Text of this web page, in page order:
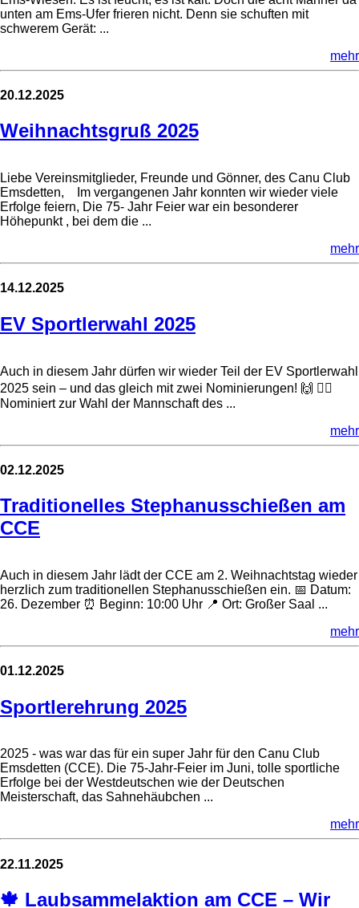
unten am Ems-Ufer frieren nicht. Denn sie schuften mit
schwerem Gerät: ...
mehr
20.12.2025
Weihnachtsgruß 2025
Liebe Vereinsmitglieder, Freunde und Gönner, des Canu Club
Emsdetten, Im vergangenen Jahr konnten wir wieder viele
Erfolge feiern, Die 75- Jahr Feier war ein besonderer
Höhepunkt , bei dem die ...
mehr
14.12.2025
EV Sportlerwahl 2025
Auch in diesem Jahr dürfen wir wieder Teil der EV Sportlerwahl
2025 sein – und das gleich mit zwei Nominierungen! 🙌 🚣‍♂️
Nominiert zur Wahl der Mannschaft des ...
mehr
02.12.2025
Traditionelles Stephanusschießen am
CCE
Auch in diesem Jahr lädt der CCE am 2. Weihnachtstag wieder
herzlich zum traditionellen Stephanusschießen ein. 📅 Datum:
26. Dezember ⏰ Beginn: 10:00 Uhr 📍 Ort: Großer Saal ...
mehr
01.12.2025
Sportlerehrung 2025
2025 - was war das für ein super Jahr für den Canu Club
Emsdetten (CCE). Die 75-Jahr-Feier im Juni, tolle sportliche
Erfolge bei der Westdeutschen wie der Deutschen
Meisterschaft, das Sahnehäubchen ...
mehr
22.11.2025
🍁 Laubsammelaktion am CCE – Wir